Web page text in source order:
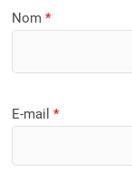
Nom*
E-mail*